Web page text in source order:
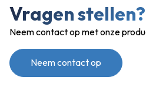
Vragen stellen?
Neem contact op met onze
Neem contact op